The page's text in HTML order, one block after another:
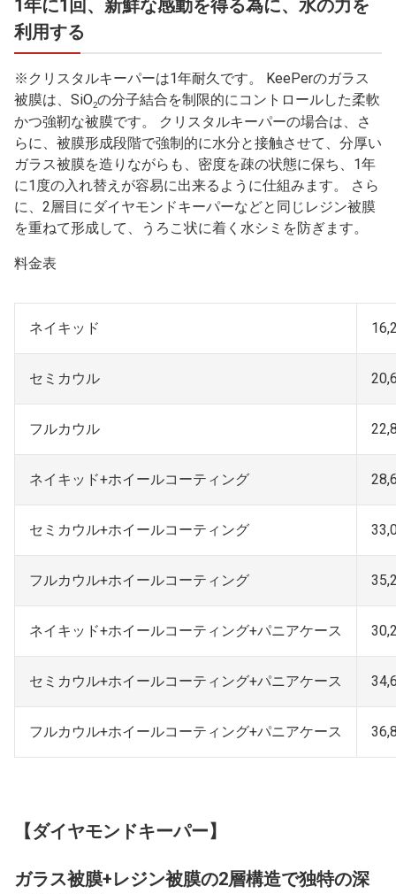
1年に1回、新鮮な感動を得る為に、水の力を
利用する
※クリスタルキーパーは1年耐久です。 KeePerのガラス
被膜は、SiO2の分子結合を制限的にコントロールした柔軟
かつ強靭な被膜です。 クリスタルキーパーの場合は、さ
らに、被膜形成段階で強制的に水分と接触させて、分厚い
ガラス被膜を造りながらも、密度を疎の状態に保ち、1年
に1度の入れ替えが容易に出来るように仕組みます。 さら
に、2層目にダイヤモンドキーパーなどと同じレジン被膜
を重ねて形成して、うろこ状に着く水シミを防ぎます。
料金表
ネイキッド
セミカウル
フルカウル
ネイキッド+ホイールコーティング
セミカウル+ホイールコーティング
フルカウル+ホイールコーティング
ネイキッド+ホイールコーティング+パニアケース
セミカウル+ホイールコーティング+パニアケース
フルカウル+ホイールコーティング+パニアケース
【ダイヤモンドキーパー】
ガラス被膜+レジン被膜の2層構造で独特の深